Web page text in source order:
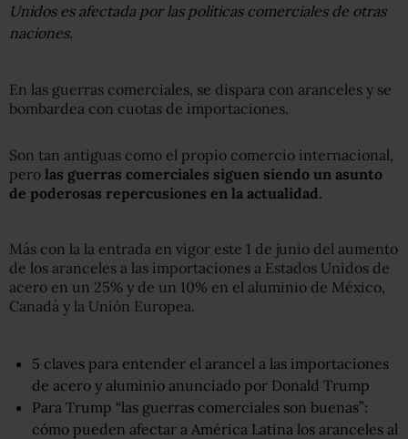
Unidos es afectada por las políticas comerciales de otras
naciones.
En las guerras comerciales, se dispara con aranceles y se
bombardea con cuotas de importaciones.
Son tan antiguas como el propio comercio internacional,
pero las guerras comerciales siguen siendo un asunto
de poderosas repercusiones en la actualidad.
Más con la la entrada en vigor este 1 de junio del aumento
de los aranceles a las importaciones a Estados Unidos de
acero en un 25% y de un 10% en el aluminio de México,
Canadá y la Unión Europea.
5 claves para entender el arancel a las importaciones
de acero y aluminio anunciado por Donald Trump
Para Trump “las guerras comerciales son buenas”:
cómo pueden afectar a América Latina los aranceles al